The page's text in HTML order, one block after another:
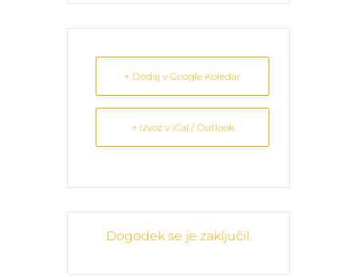
+ Dodaj v Google Koledar
+ Izvoz v iCal / Outlook
Dogodek se je zaključil.